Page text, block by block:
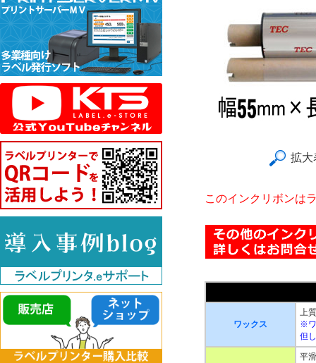
拡大
このインクリボンは
ワックス
上
※ワ
但
平